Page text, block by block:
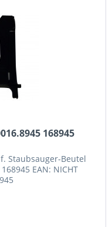
168945
f. Staubsauger-Beutel
EAN: NICHT